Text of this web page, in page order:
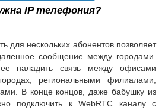
IP телефония?
для нескольких абонентов позволяет
сообщение между городами.
наладить связь между офисами
региональными филиалами,
В конце концов, даже бабушку из
подключить к WebRTC каналу с